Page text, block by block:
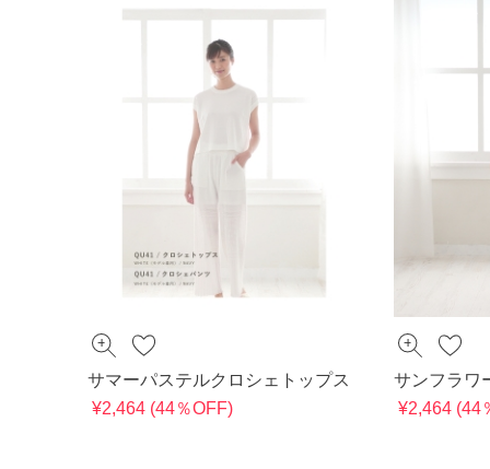
サマーパステルクロシェトップス
¥2,464 (44％OFF)
サンフラワ
¥2,464 (44